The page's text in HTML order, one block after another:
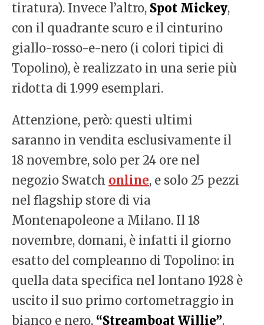
tiratura). Invece l’altro, Spot Mickey,
con il quadrante scuro e il cinturino
giallo-rosso-e-nero (i colori tipici di
Topolino), è realizzato in una serie più
ridotta di 1.999 esemplari.
Attenzione, però: questi ultimi
saranno in vendita esclusivamente il
18 novembre, solo per 24 ore nel
negozio Swatch online, e solo 25 pezzi
nel flagship store di via
Montenapoleone a Milano. Il 18
novembre, domani, è infatti il giorno
esatto del compleanno di Topolino: in
quella data specifica nel lontano 1928 è
uscito il suo primo cortometraggio in
bianco e nero, “Streamboat Willie”.